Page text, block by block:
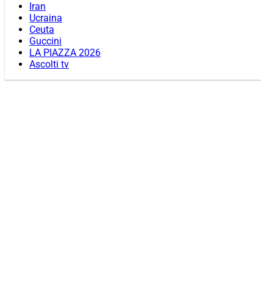
Iran
Ucraina
Ceuta
Guccini
LA PIAZZA 2026
Ascolti tv